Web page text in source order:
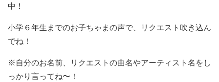
中！
小学６年生までのお子ちゃまの声で、リクエスト吹き込ん
でね！
※自分のお名前、リクエストの曲名やアーティスト名をし
っかり言ってね〜！